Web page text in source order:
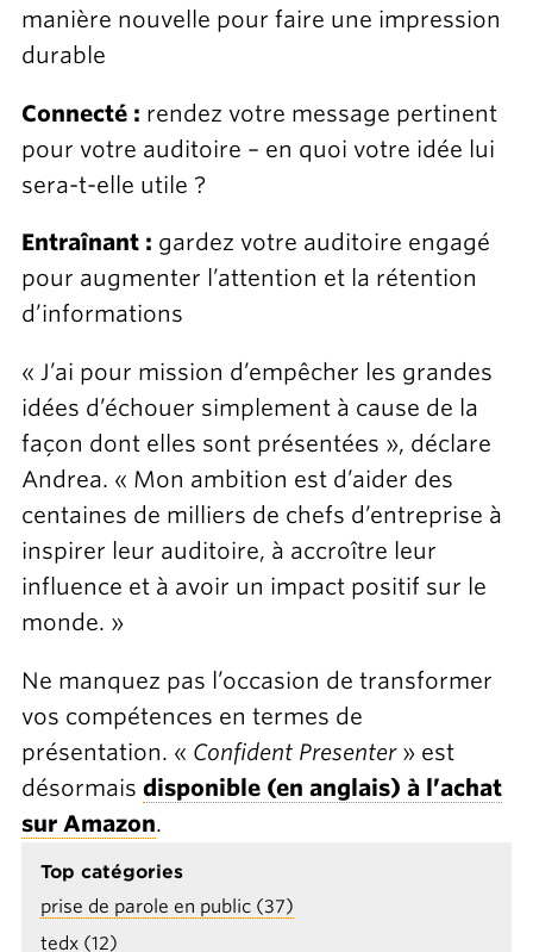
manière nouvelle pour faire une impression
durable
Connecté : rendez votre message pertinent
pour votre auditoire – en quoi votre idée lui
sera-t-elle utile ?
Entraînant : gardez votre auditoire engagé
pour augmenter l’attention et la rétention
d’informations
« J’ai pour mission d’empêcher les grandes
idées d’échouer simplement à cause de la
façon dont elles sont présentées », déclare
Andrea. « Mon ambition est d’aider des
centaines de milliers de chefs d’entreprise à
inspirer leur auditoire, à accroître leur
influence et à avoir un impact positif sur le
monde. »
Ne manquez pas l’occasion de transformer
vos compétences en termes de
présentation. « Confident Presenter» est
désormais disponible (en anglais) à l’achat
sur Amazon.
Top catégories
prise de parole en public (37)
tedx (12)